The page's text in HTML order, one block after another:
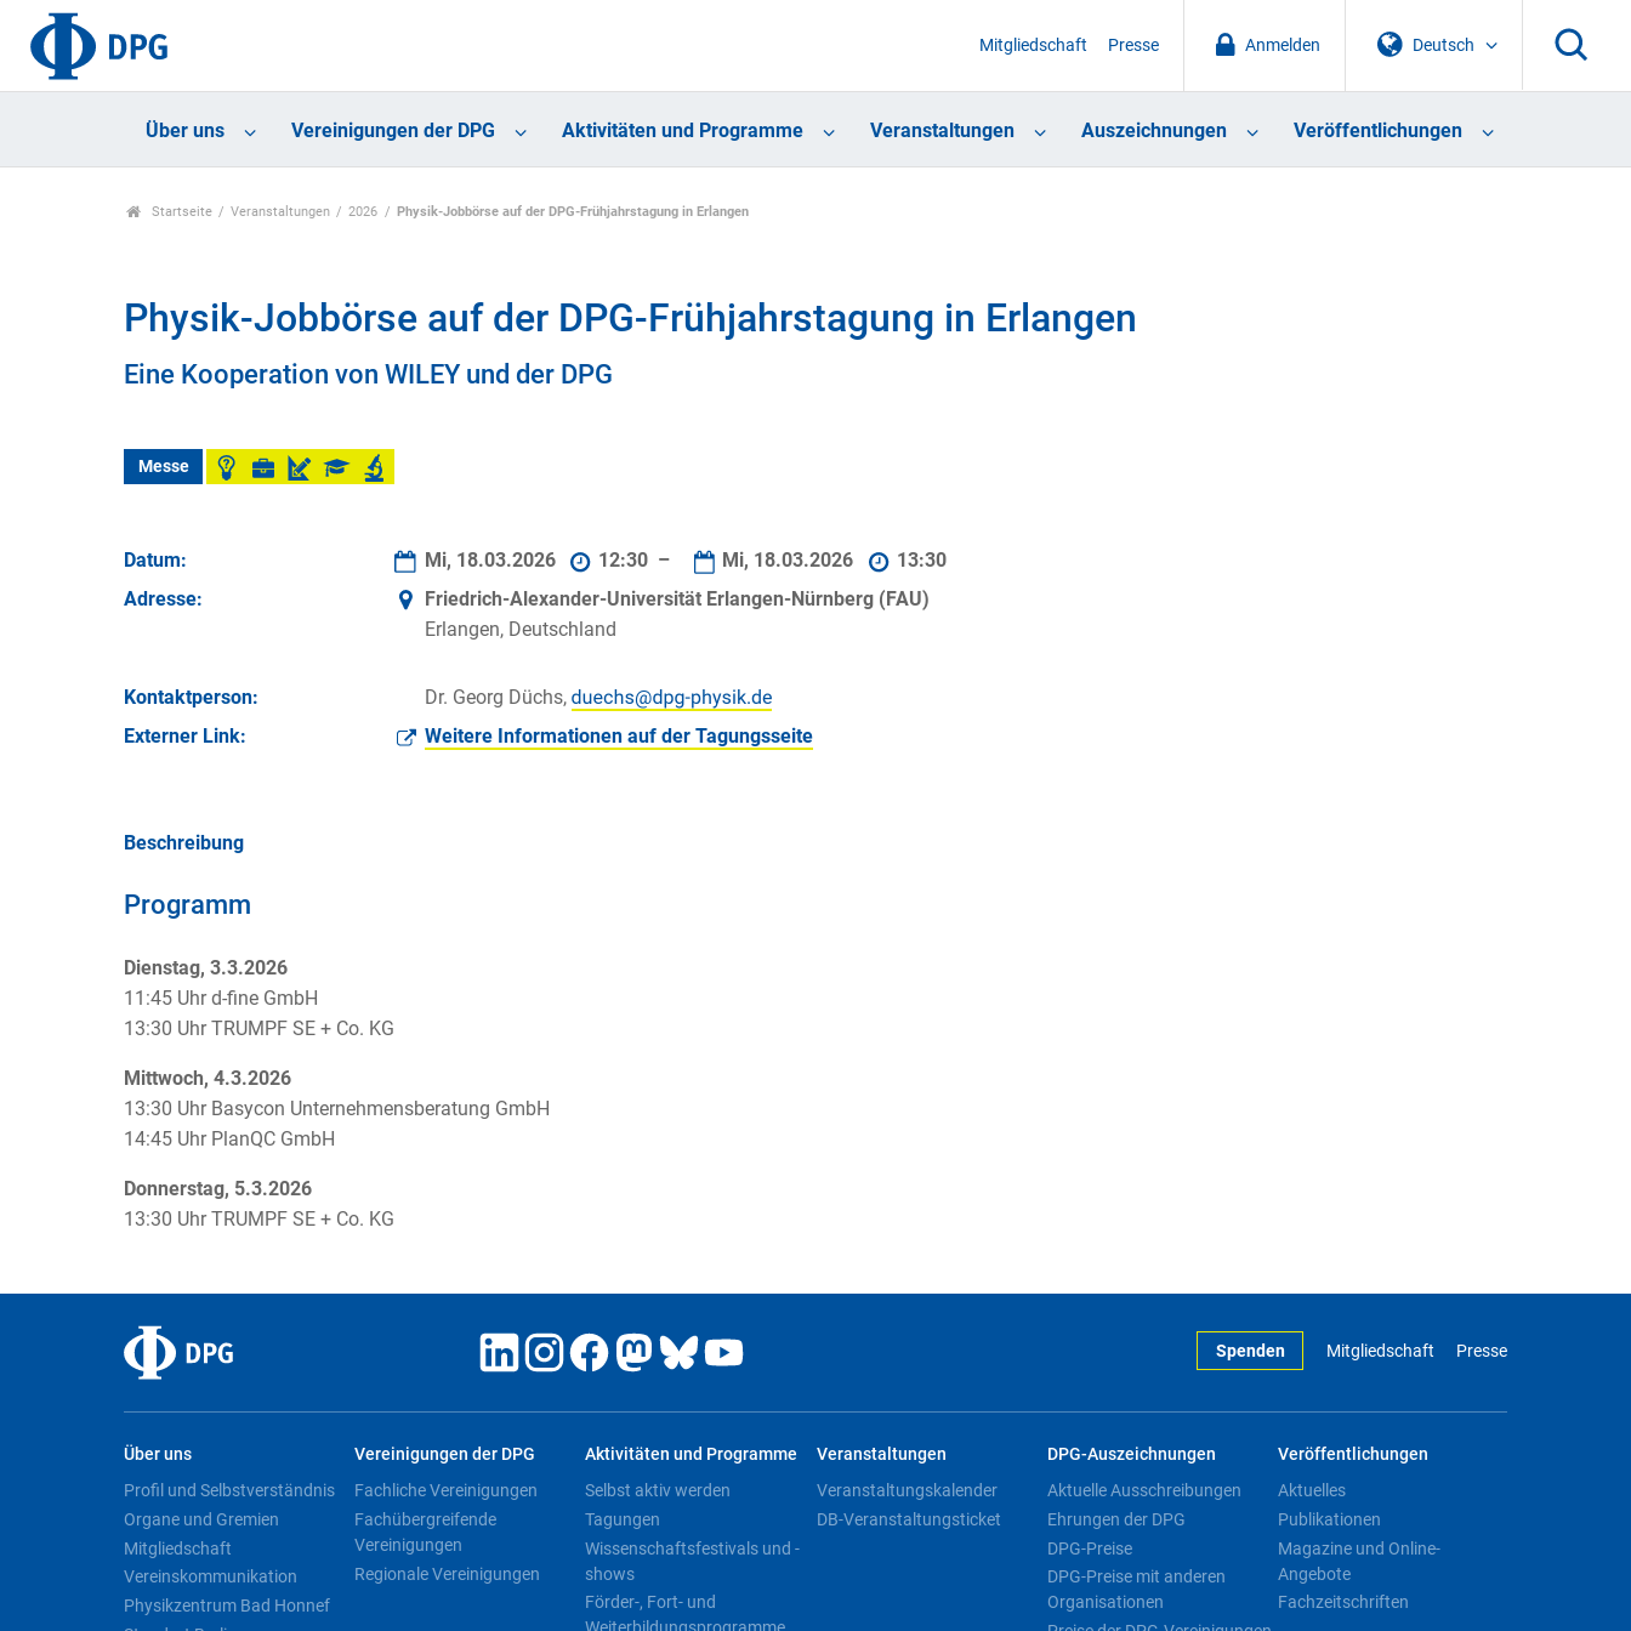
Deutsch
Anmelden
Mitgliedschaft Presse
Über uns Vereinigungen der DPG Aktivitäten und Programme Veranstaltungen Auszeichnungen Veröffentlichungen
Startseite Veranstaltungen 2026 Physik-Jobbörse auf der DPG-Frühjahrstagung in Erlangen
Physik-Jobbörse auf der DPG-Frühjahrstagung in Erlangen
Eine Kooperation von WILEY und der DPG
Messe
Datum: Mi, 18.03.2026 12:30 – Mi, 18.03.2026
13:30
Adresse:
Friedrich-Alexander-Universität Erlangen-Nürnberg (FAU)
Erlangen, Deutschland
Kontakt­person:
Dr. Georg Düchs,
Externer Link:
Weitere Informationen auf der Tagungsseite
Beschreibung
Programm
Dienstag, 3.3.2026
11:45 Uhr d-fine GmbH
13:30 Uhr TRUMPF SE + Co. KG
Mittwoch, 4.3.2026
13:30 Uhr Basycon Unternehmensberatung GmbH
14:45 Uhr PlanQC GmbH
Donnerstag, 5.3.2026
13:30 Uhr TRUMPF SE + Co. KG
Spenden Mitgliedschaft Presse
Über uns
Profil und Selbstverständnis
Organe und Gremien
Mitgliedschaft
Vereinskommunikation
Physikzentrum Bad Honnef
Vereinigungen der DPG
Fachliche Vereinigungen
Fachübergreifende
Vereinigungen
Regionale Vereinigungen
Aktivitäten und Programme
Selbst aktiv werden
Tagungen
Wissenschaftsfestivals und -
shows
Förder-, Fort- und
Veranstaltungen
Veranstaltungskalender
DB-Veranstaltungsticket
DPG-Auszeichnungen
Aktuelle Ausschreibungen
Ehrungen der DPG
DPG-Preise
DPG-Preise mit anderen
Organisationen
Veröffentlichungen
Aktuelles
Publikationen
Magazine und Online-
Angebote
Fachzeitschriften